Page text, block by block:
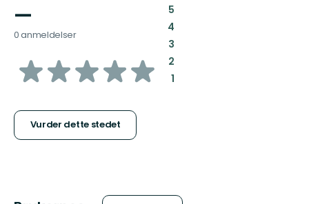
—
0 anmeldelser
av
stjerner
Vurder dette stedet
5:
4:
3:
2:
1: